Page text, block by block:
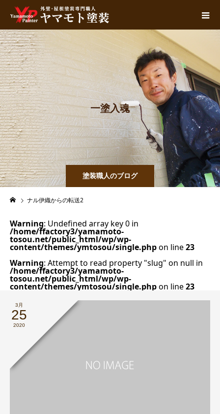
塗装職人のブログ
一塗入魂
ナル伊織からの転送2
Warning: Undefined array key 0 in
/home/ffactory3/yamamoto-
tosou.net/public_html/wp/wp-
content/themes/ymtosou/single.phpon line23
Warning: Attempt to read property "slug" on null in
/home/ffactory3/yamamoto-
tosou.net/public_html/wp/wp-
content/themes/ymtosou/single.phpon line23
3月
25
2020